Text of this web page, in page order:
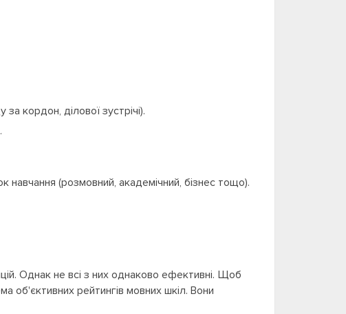
кордон, ділової зустрічі).
навчання (розмовний, академічний, бізнес тощо).
Однак не всі з них однаково ефективні. Щоб
об'єктивних рейтингів мовних шкіл. Вони